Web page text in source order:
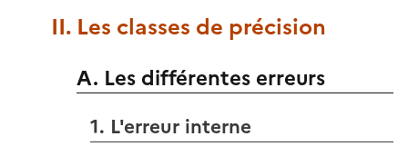
II. Les classes de précision
A. Les différentes erreurs
1. L'erreur interne